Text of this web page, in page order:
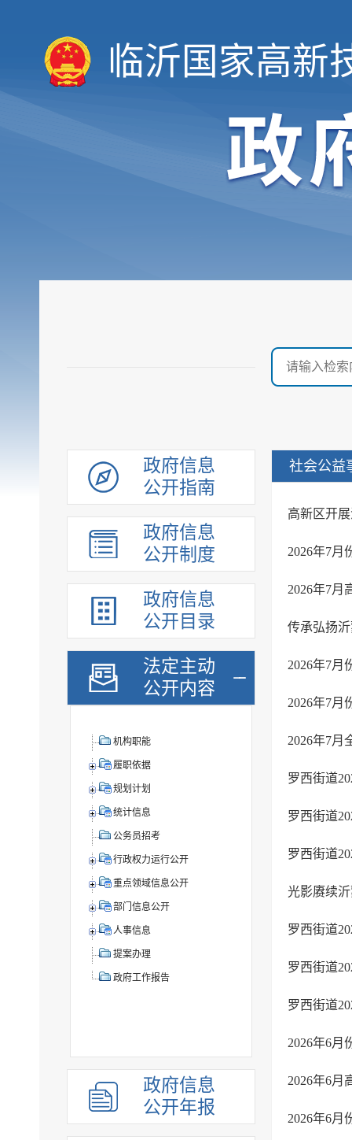
临沂国家高新
政府信息
公开指南
政府信息
公开制度
政府信息
公开目录
法定主动
公开内容
机构职能
履职依据
规划计划
统计信息
公务员招考
行政权力运行公开
重点领域信息公开
部门信息公开
人事信息
提案办理
政府工作报告
政府信息
公开年报
社会公益
高新区开
2026年7月
传承弘扬
2026年7月
2026年7月
​2026年7月
罗西街道
罗西街道
罗西街道
光影赓续
罗西街道
罗西街道
罗西街道
2026年6月
2026年6月